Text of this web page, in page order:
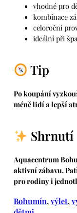
vhodné pro
kombinace
celoroční
ideální při
Tip
Po koupání
méně lidí a lepší
Shrnutí
Aquacentrum
aktivní zábavu.
pro rodiny i
Bohumín, výlet,